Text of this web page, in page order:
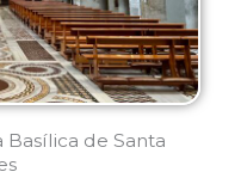
Basílica de Santa